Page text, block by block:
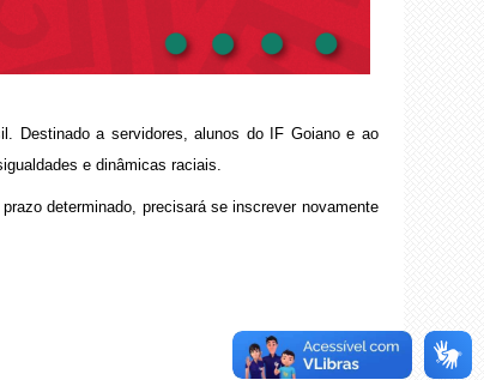
Destinado a servidores, alunos do IF Goiano e ao
e dinâmicas raciais.
determinado, precisará se inscrever novamente